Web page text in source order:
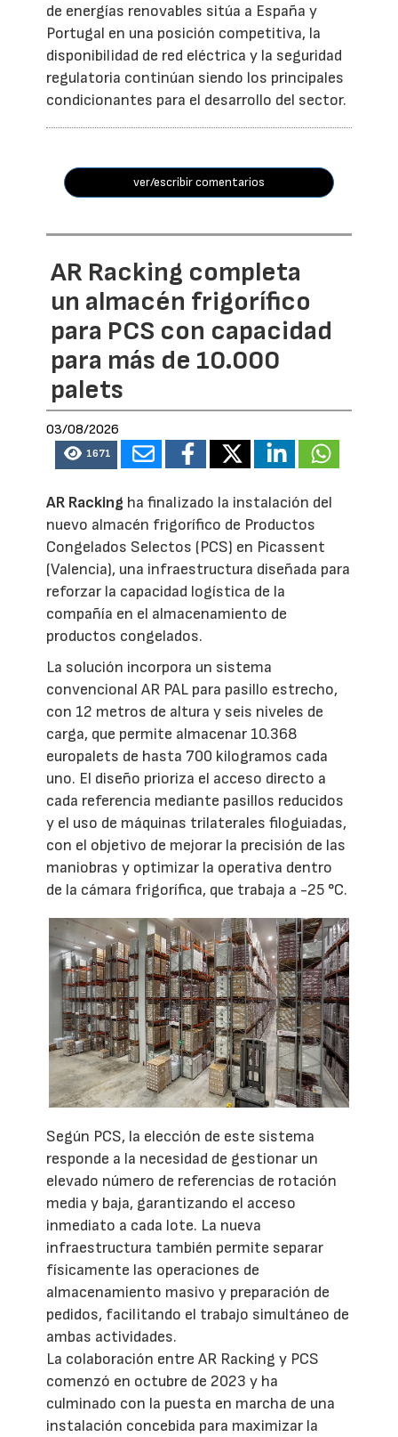
de energías renovables sitúa a España y
Portugal en una posición competitiva, la
disponibilidad de red eléctrica y la seguridad
regulatoria continúan siendo los principales
condicionantes para el desarrollo del sector.
ver/escribir comentarios
AR Racking completa
un almacén frigorífico
para PCS con capacidad
para más de 10.000
palets
03/08/2026
1671
AR Racking ha finalizado la instalación del
nuevo almacén frigorífico de Productos
Congelados Selectos (PCS) en Picassent
(Valencia), una infraestructura diseñada para
reforzar la capacidad logística de la
compañía en el almacenamiento de
productos congelados.
La solución incorpora un sistema
convencional AR PAL para pasillo estrecho,
con 12 metros de altura y seis niveles de
carga, que permite almacenar 10.368
europalets de hasta 700 kilogramos cada
uno. El diseño prioriza el acceso directo a
cada referencia mediante pasillos reducidos
y el uso de máquinas trilaterales filoguiadas,
con el objetivo de mejorar la precisión de las
maniobras y optimizar la operativa dentro
de la cámara frigorífica, que trabaja a -25 °C.
Según PCS, la elección de este sistema
responde a la necesidad de gestionar un
elevado número de referencias de rotación
media y baja, garantizando el acceso
inmediato a cada lote. La nueva
infraestructura también permite separar
físicamente las operaciones de
almacenamiento masivo y preparación de
pedidos, facilitando el trabajo simultáneo de
ambas actividades.
La colaboración entre AR Racking y PCS
comenzó en octubre de 2023 y ha
culminado con la puesta en marcha de una
instalación concebida para maximizar la